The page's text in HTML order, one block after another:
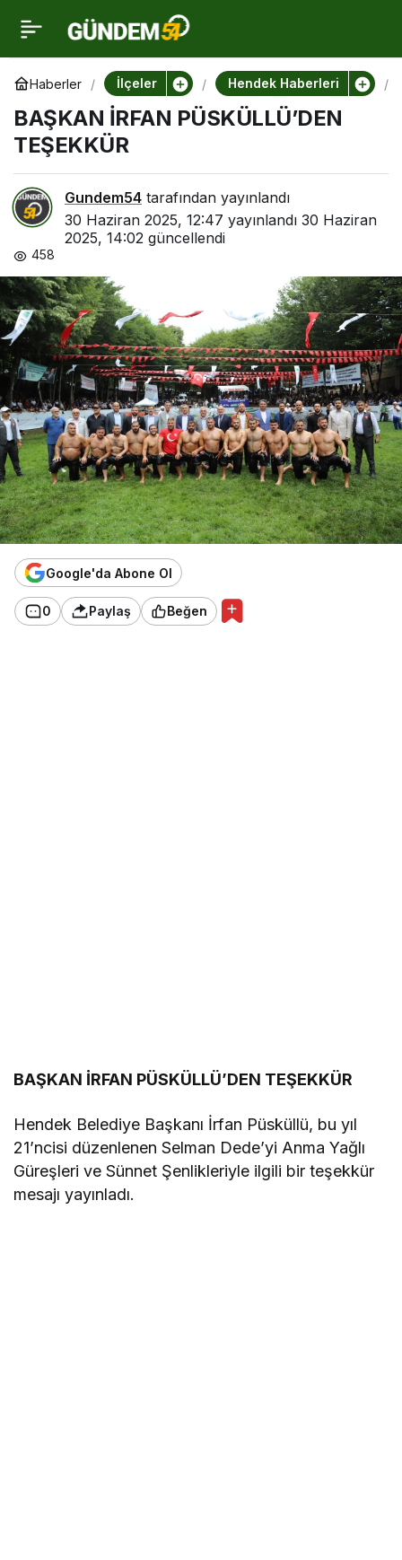
Haberler İlçeler Hendek Haberleri
BAŞKAN İRFAN PÜSKÜLLÜ’DEN
TEŞEKKÜR
Gundem54 tarafından yayınlandı
30 Haziran 2025, 12:47 yayınlandı 30 Haziran
2025, 14:02 güncellendi
458
Google'da Abone Ol
0 Paylaş Beğen
BAŞKAN İRFAN PÜSKÜLLÜ’DEN TEŞEKKÜR
Hendek Belediye Başkanı İrfan Püsküllü, bu yıl
21’ncisi düzenlenen Selman Dede’yi Anma Yağlı
Güreşleri ve Sünnet Şenlikleriyle ilgili bir teşekkür
mesajı yayınladı.
BAŞKAN İRFAN
PÜSKÜLLÜ’DEN
TEŞEKKÜR